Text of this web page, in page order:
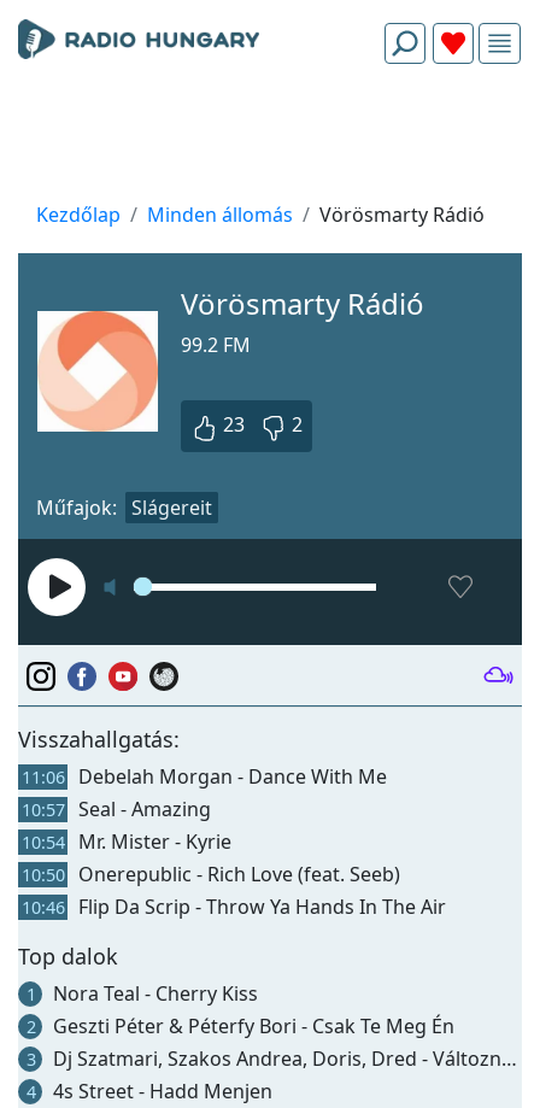
Kezdőlap Minden állomás Vörösmarty Rádió
Vörösmarty Rádió
99.2 FM
23 2
Műfajok: Slágereit
Visszahallgatás:
11:06 Debelah Morgan - Dance With Me
10:57 Seal - Amazing
10:54 Mr. Mister - Kyrie
10:50 Onerepublic - Rich Love (feat. Seeb)
10:46 Flip Da Scrip - Throw Ya Hands In The Air
Top dalok
1 Nora Teal - Cherry Kiss
2 Geszti Péter & Péterfy Bori - Csak Te Meg Én
3 Dj Szatmari, Szakos Andrea, Doris, Dred - Változnak Az Idők
4 4s Street - Hadd Menjen